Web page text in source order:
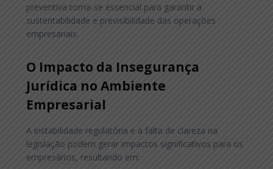
preventiva torna-se essencial para garantir a
sustentabilidade e previsibilidade das operações
empresariais.
O Impacto da Insegurança
Jurídica no Ambiente
Empresarial
A instabilidade regulatória e a falta de clareza na
legislação podem gerar impactos significativos para os
empresários, resultando em: